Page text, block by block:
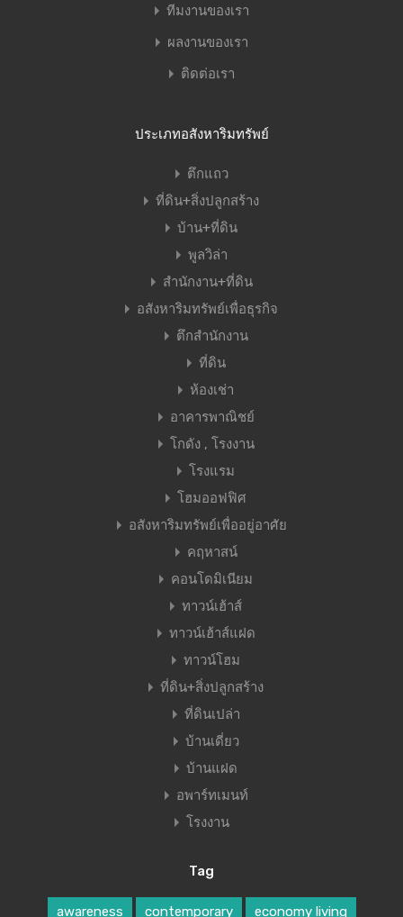
ทีมงานของเรา
ผลงานของเรา
ติดต่อเรา
ประเภทอสังหาริมทรัพย์
ตึกแถว
ที่ดิน+สิ่งปลูกสร้าง
บ้าน+ที่ดิน
พูลวิล่า
สำนักงาน+ที่ดิน
อสังหาริมทรัพย์เพื่อธุรกิจ
ตึกสำนักงาน
ที่ดิน
ห้องเช่า
อาคารพาณิชย์
โกดัง , โรงงาน
โรงแรม
โฮมออฟฟิศ
อสังหาริมทรัพย์เพื่ออยู่อาศัย
คฤหาสน์
คอนโดมิเนียม
ทาวน์เฮ้าส์
ทาวน์เฮ้าส์แฝด
ทาวน์โฮม
ที่ดิน+สิ่งปลูกสร้าง
ที่ดินเปล่า
บ้านเดี่ยว
บ้านแฝด
อพาร์ทเมนท์
โรงงาน
Tag
awareness contemporary economy living